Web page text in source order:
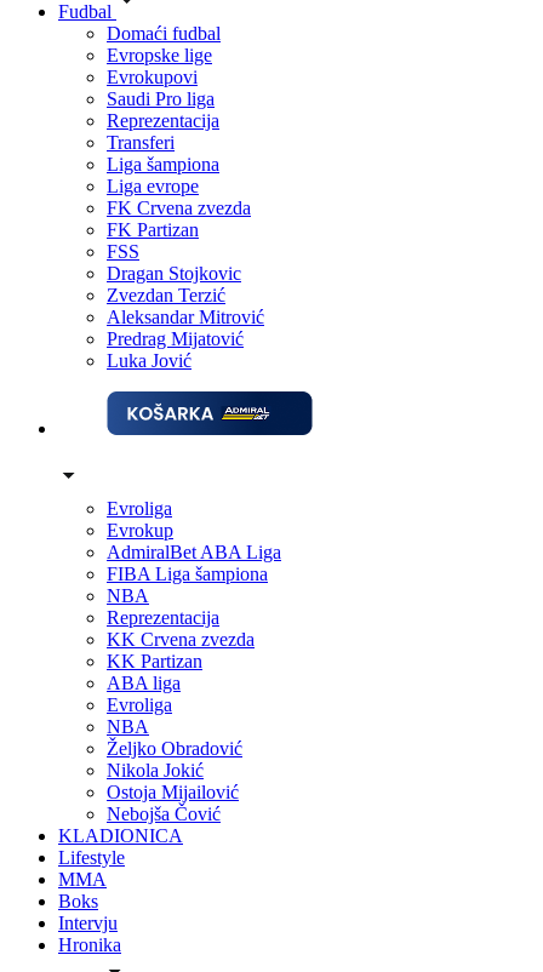
Fudbal
Domaći fudbal
Evropske lige
Evrokupovi
Saudi Pro liga
Reprezentacija
Transferi
Liga šampiona
Liga evrope
FK Crvena zvezda
FK Partizan
FSS
Dragan Stojkovic
Zvezdan Terzić
Aleksandar Mitrović
Predrag Mijatović
Luka Jović
Evroliga
Evrokup
AdmiralBet ABA Liga
FIBA Liga šampiona
NBA
Reprezentacija
KK Crvena zvezda
KK Partizan
ABA liga
Evroliga
NBA
Željko Obradović
Nikola Jokić
Ostoja Mijailović
Nebojša Čović
KLADIONICA
Lifestyle
MMA
Boks
Intervju
Hronika